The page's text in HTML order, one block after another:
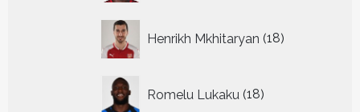
Henrikh Mkhitaryan 18
producten
Romelu Lukaku 18
producten